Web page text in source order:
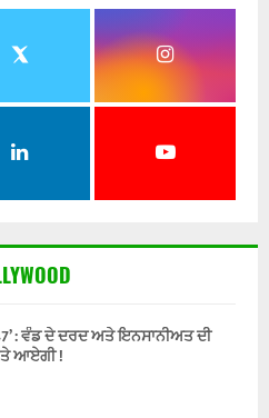
: ਵੰਡ ਦੇ ਦਰਦ ਅਤੇ ਇਨਸਾਨੀਅਤ ਦੀ
ਆਏਗੀ !